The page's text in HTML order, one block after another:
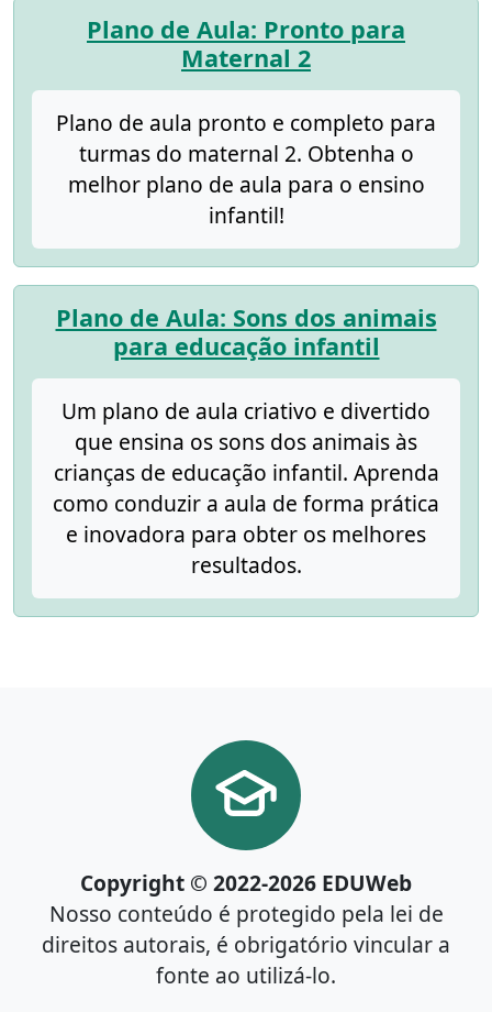
Plano de Aula: Pronto para
Maternal 2
Plano de aula pronto e completo para
turmas do maternal 2. Obtenha o
melhor plano de aula para o ensino
infantil!
Plano de Aula: Sons dos animais
para educação infantil
Um plano de aula criativo e divertido
que ensina os sons dos animais às
crianças de educação infantil. Aprenda
como conduzir a aula de forma prática
e inovadora para obter os melhores
resultados.
Copyright © 2022-2026 EDUWeb
Nosso conteúdo é protegido pela lei de
direitos autorais, é obrigatório vincular a
fonte ao utilizá-lo.